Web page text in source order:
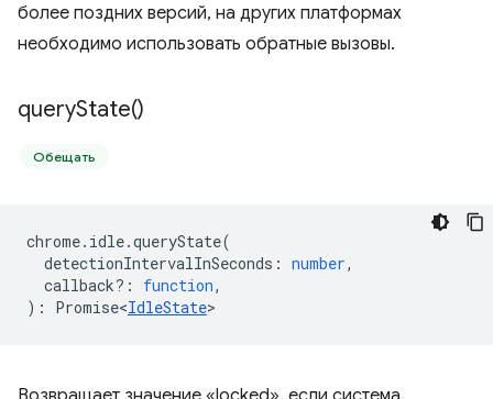
более поздних версий, на других платформах
необходимо использовать обратные вызовы.
queryState()
Обещать
chrome. idle.queryState(
detectionIntervalInSeconds : number,
callback? : function,
) : Promise<IdleState>